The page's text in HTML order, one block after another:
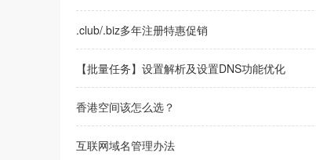
.club/.biz多年注册特惠促销
【批量任务】设置解析及设置DNS功能优化
香港空间该怎么选？
互联网域名管理办法